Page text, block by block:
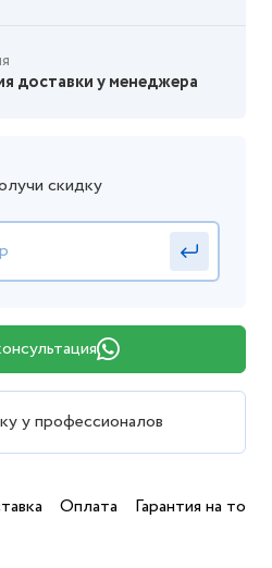
доставки у менеджера
скидку
у профессионалов
Оплата Гарантия на товар